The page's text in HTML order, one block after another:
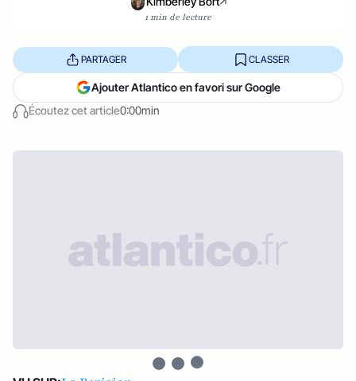
1 min de lecture
Écoutez cet article0:00min
PARTAGER CLASSER
Ajouter Atlantico en favori sur Google